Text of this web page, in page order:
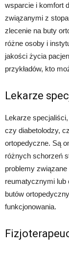
wsparcie i komfort
związanymi z
zlecenie na buty
różne osoby i
jakości życia
przykładów, kto
Lekarze
Lekarze
czy diabetolodzy,
ortopedyczne. Są
różnych schorzeń
problemy
reumatycznymi
butów
funkcjonowania.